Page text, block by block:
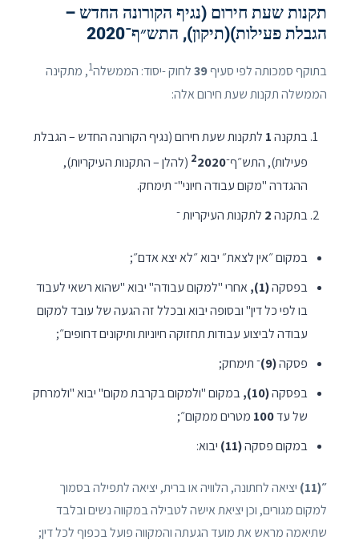
תקנות שעת חירום (נגיף הקורונה החדש –
הגבלת פעילות)(תיקון), התש״ף־2020
בתוקף סמכותה לפי סעיף39לחוק -יסוד: הממשלה1, מתקינה
הממשלה תקנות שעת חירום אלה:
בתקנה1 לתקנות שעת חירום (נגיף הקורונה החדש – הגבלת
פעילות), התש״ף־
22020
(להלן – התקנות העיקריות),
ההגדרה "מקום עבודה חיוני"־ תימחק.
בתקנה2 לתקנות העיקריות ־
במקום ״אין לצאת״ יבוא ״לא יצא אדם״;
בפסקה(1),
אחרי "למקום עבודה" יבוא "שהוא רשאי לעבוד
בו לפי כל דין" ובסופה יבוא ובכלל זה הגעה של עובד למקום
עבודה לביצוע עבודות תחזוקה חיוניות ותיקונים דחופים״;
פסקה(9)
־ תימחק;
בפסקה(10),
במקום "ולמקום בקרבת מקום" יבוא "ולמרחק
של עד100 מטרים ממקום״;
במקום פסקה(11) יבוא:
״(11)
יציאה לחתונה, הלוויה או ברית, יציאה לתפילה בסמוך
למקום מגורים, וכן יציאת אישה לטבילה במקווה נשים ובלבד
שתיאמה מראש את מועד הגעתה והמקווה פועל בכפוף לכל דין;